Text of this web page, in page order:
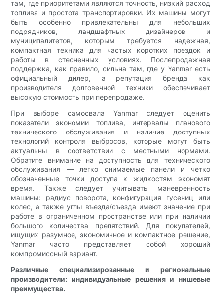
там, где приоритетами являются точность, низкий расход
топлива и простота транспортировки. Их машины могут
быть особенно привлекательны для небольших
подрядчиков, ландшафтных дизайнеров и
муниципалитетов, которым требуется надежная,
компактная техника для частых коротких поездок и
работы в стесненных условиях. Послепродажная
поддержка, как правило, сильна там, где у Yanmar есть
официальный дилер, а репутация бренда как
производителя долговечной техники обеспечивает
высокую стоимость при перепродаже.
При выборе самосвала Yanmar следует оценить
показатели экономии топлива, интервалы планового
технического обслуживания и наличие доступных
технологий контроля выбросов, которые могут быть
актуальны в соответствии с местными нормами.
Обратите внимание на доступность для технического
обслуживания — легко снимаемые панели и четко
обозначенные точки доступа к жидкостям экономят
время. Также следует учитывать маневренность
машины: радиус поворота, конфигурация гусениц или
колес, а также углы въезда/съезда имеют значение при
работе в ограниченном пространстве или при наличии
большого количества препятствий. Для покупателей,
ищущих разумное, экономичное и компактное решение,
Yanmar часто представляет собой хороший
компромиссный вариант.
Различные специализированные и региональные
производители: индивидуальные решения и нишевые
преимущества.